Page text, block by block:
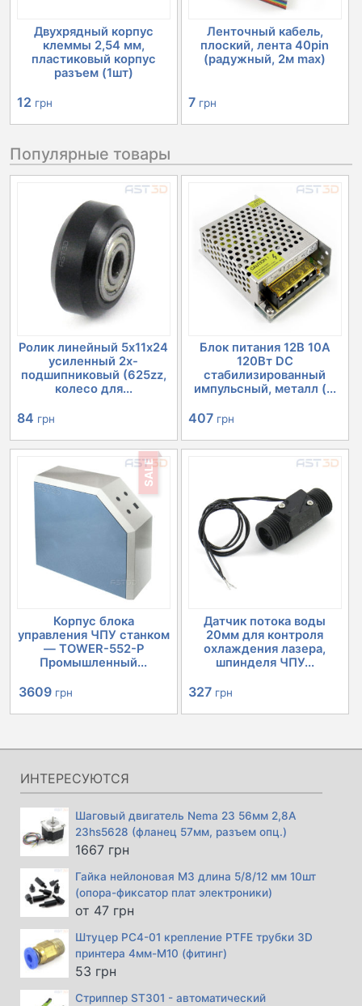
Двухрядный корпус
клеммы 2,54 мм,
пластиковый корпус
разъем (1шт)
12 грн
Ленточный кабель,
плоский, лента 40pin
(радужный, 2м max)
7 грн
Популярные товары
Ролик линейный 5х11х24
усиленный 2х-
подшипниковый (625zz,
колесо для...
84 грн
Блок питания 12В 10А
120Вт DC
стабилизированный
импульсный, металл (...
407 грн
SALE
Корпус блока
управления ЧПУ станком
— TOWER-552-P
Промышленный...
Первоначальная
цена
составляла
4030 грн.
3609 грн
цена:
3609 грн.
Датчик потока воды
20мм для контроля
охлаждения лазера,
шпинделя ЧПУ...
327 грн
ИНТЕРЕСУЮТСЯ
Шаговый двигатель Nema 23 56мм 2,8А
23hs5628 (фланец 57мм, разъем опц.)
1667 грн
Гайка нейлоновая М3 длина 5/8/12 мм 10шт
(опора-фиксатор плат электроники)
от 47 грн
Штуцер PC4-01 крепление PTFE трубки 3D
принтера 4мм-М10 (фитинг)
53 грн
Стриппер ST301 - автоматический